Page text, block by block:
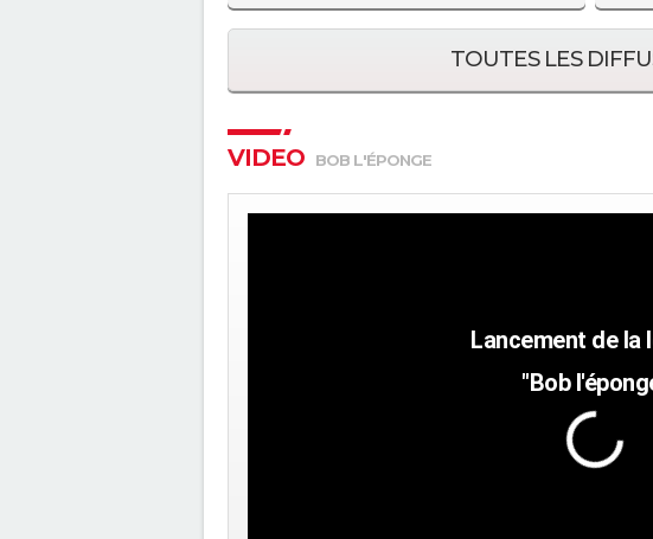
TOUTES LES
VIDEO BOB L'ÉPONGE
"Bob